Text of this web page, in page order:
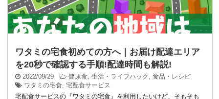
ワタミの宅食初めての方へ｜お届け配達エリア
を20秒で確認する手順!配達時間も解説!
2022/09/29 -健康食 生活・ライフハック
食品・レシピ
ワタミの宅食 宅配食サービス
宅配食サービスの『ワタミの宅食』を利用したいけど、そもそも